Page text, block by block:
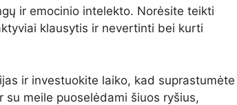
ir emocinio intelekto. Norėsite teikti
klausytis ir nevertinti bei kurti
ir investuokite laiko, kad suprastumėte
meile puoselėdami šiuos ryšius,